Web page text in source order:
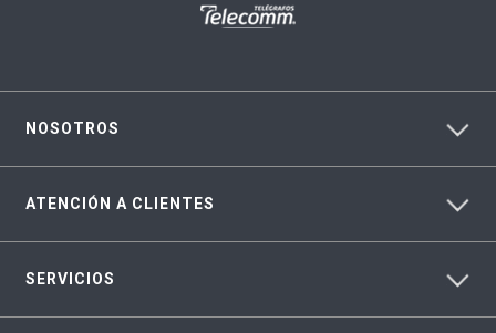
NOSOTROS
ATENCIÓN A CLIENTES
SERVICIOS